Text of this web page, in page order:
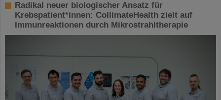
Radikal neuer biologischer Ansatz für
Krebspatient*innen: CollimateHealth zielt auf
Immunreaktionen durch Mikrostrahltherapie